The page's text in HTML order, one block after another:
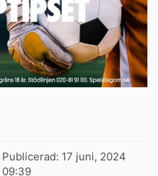
Publicerad: 17 juni, 2024
09:39